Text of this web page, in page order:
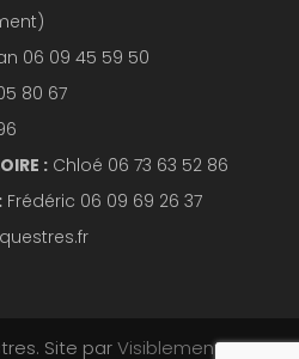
06 09 45 59 50
80 67
: Chloé 06 73 63 52 86
Frédéric 06 09 69 26 37
Site parVisiblement Net –